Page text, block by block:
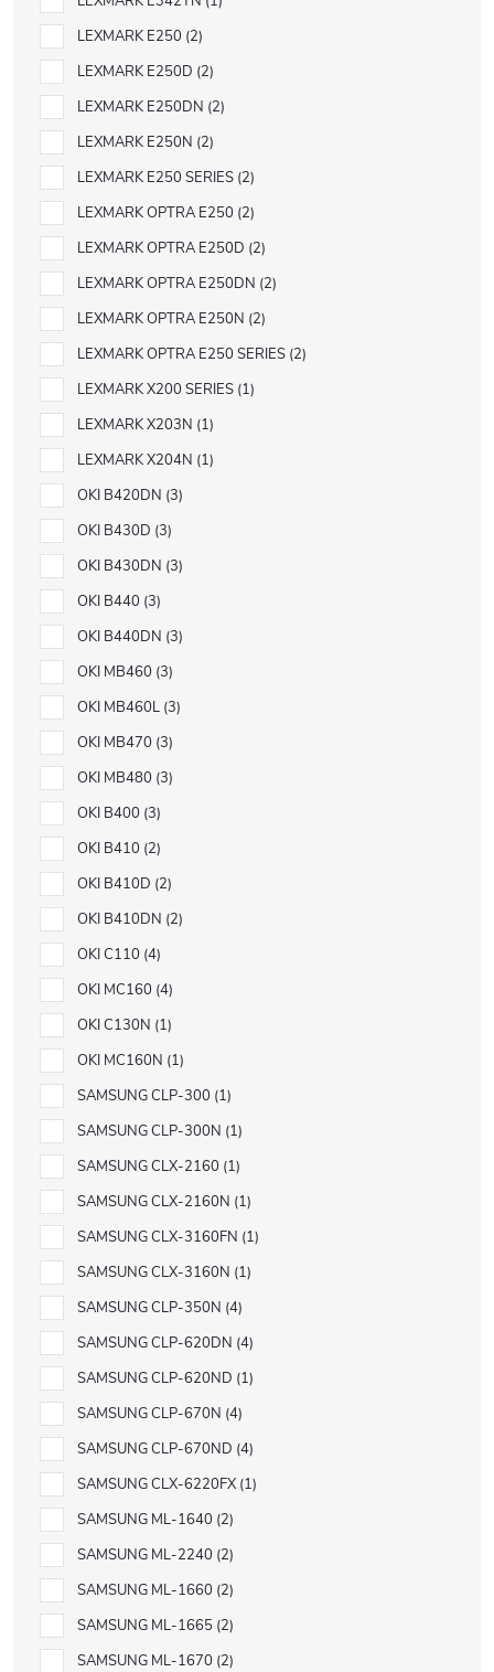
LEXMARK E250 2
LEXMARK E250D 2
LEXMARK E250DN 2
LEXMARK E250N 2
LEXMARK E250 SERIES 2
LEXMARK OPTRA E250 2
LEXMARK OPTRA E250D 2
LEXMARK OPTRA E250DN 2
LEXMARK OPTRA E250N 2
LEXMARK OPTRA E250 SERIES 2
LEXMARK X200 SERIES 1
LEXMARK X203N 1
LEXMARK X204N 1
OKI B420DN 3
OKI B430D 3
OKI B430DN 3
OKI B440 3
OKI B440DN 3
OKI MB460 3
OKI MB460L 3
OKI MB470 3
OKI MB480 3
OKI B400 3
OKI B410 2
OKI B410D 2
OKI B410DN 2
OKI C110 4
OKI MC160 4
OKI C130N 1
OKI MC160N 1
SAMSUNG CLP-300 1
SAMSUNG CLP-300N 1
SAMSUNG CLX-2160 1
SAMSUNG CLX-2160N 1
SAMSUNG CLX-3160FN 1
SAMSUNG CLX-3160N 1
SAMSUNG CLP-350N 4
SAMSUNG CLP-620DN 4
SAMSUNG CLP-620ND 1
SAMSUNG CLP-670N 4
SAMSUNG CLP-670ND 4
SAMSUNG CLX-6220FX 1
SAMSUNG ML-1640 2
SAMSUNG ML-2240 2
SAMSUNG ML-1660 2
SAMSUNG ML-1665 2
SAMSUNG ML-1670 2